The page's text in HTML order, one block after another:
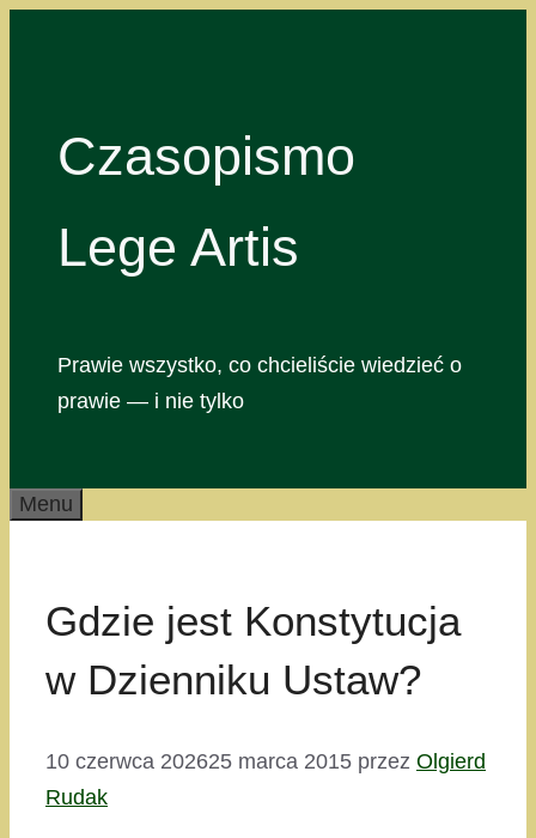
Czasopismo
Lege Artis
Prawie wszystko, co chcieliście wiedzieć o
prawie — i nie tylko
Menu
Gdzie jest Konstytucja
w Dzienniku Ustaw?
10 czerwca 202625 marca 2015 przez Olgierd
Rudak